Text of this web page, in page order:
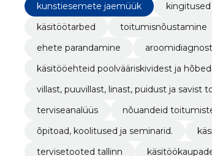
kunstiesemete jaemüük
kingitused
käsitöötarbed
toitumisnõustamine
ehete parandamine
käsitööehteid
villast, puuvillast, linast, puidust ja
terviseanalüüs
nõuandeid
õpitoad, koolitused ja seminarid.
tervisetooted tallinn